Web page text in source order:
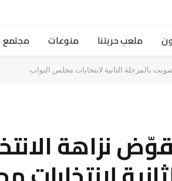
ملعب حريتنا منوعات
بالمرحلة الثانية لانتخابات مجلس النواب
نزاهة